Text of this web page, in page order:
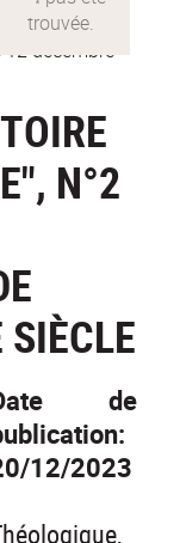
décembre
N°2
de
12/2023